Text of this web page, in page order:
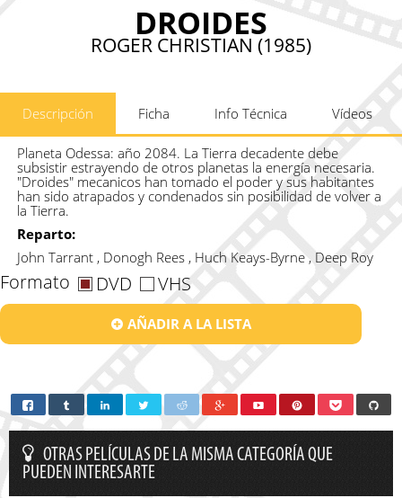
DROIDES
ROGER CHRISTIAN (1985)
Descripción Ficha Info Técnica Vídeos
Planeta Odessa: año 2084. La Tierra decadente debe
subsistir estrayendo de otros planetas la energía necesaria.
"Droides" mecanicos han tomado el poder y sus habitantes
han sido atrapados y condenados sin posibilidad de volver a
la Tierra.
Reparto:
John Tarrant , Donogh Rees , Huch Keays-Byrne , Deep Roy
Formato DVD VHS
AÑADIR A LA LISTA
OTRAS PELÍCULAS DE LA MISMA CATEGORÍA QUE
PUEDEN INTERESARTE